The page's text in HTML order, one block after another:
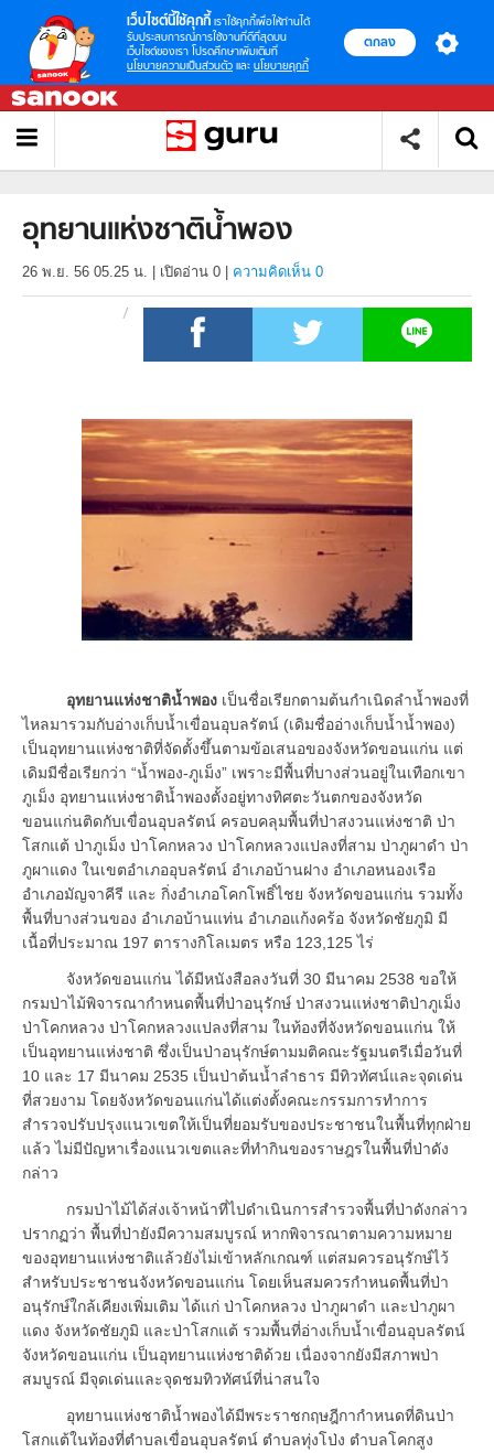
เว็บไซต์นี้ใช้คุกกี้ เราใช้คุกกี้เพื่อให้ท่านได้
รับประสบการณ์การใช้งานที่ดีที่สุดบน
เว็บไซต์ของเรา โปรดศึกษาเพิ่มเติมที่
นโยบายความเป็นส่วนตัว และ นโยบายคุกกี้
ตกลง
อุทยานแห่งชาติน้ำพอง
26 พ.ย. 56 05.25 น. เปิดอ่าน 0 ความคิดเห็น 0
อุทยานแห่งชาติน้ำพอง เป็นชื่อเรียกตามต้นกำเนิดลำน้ำพองที่
ไหลมารวมกับอ่างเก็บน้ำเขื่อนอุบลรัตน์ (เดิมชื่ออ่างเก็บน้ำน้ำพอง)
เป็นอุทยานแห่งชาติที่จัดตั้งขึ้นตามข้อเสนอของจังหวัดขอนแก่น แต่
เดิมมีชื่อเรียกว่า “น้ำพอง-ภูเม็ง” เพราะมีพื้นที่บางส่วนอยู่ในเทือกเขา
ภูเม็ง อุทยานแห่งชาติน้ำพองตั้งอยู่ทางทิศตะวันตกของจังหวัด
ขอนแก่นติดกับเขื่อนอุบลรัตน์ ครอบคลุมพื้นที่ป่าสงวนแห่งชาติ ป่า
โสกแต้ ป่าภูเม็ง ป่าโคกหลวง ป่าโคกหลวงแปลงที่สาม ป่าภูผาดำ ป่า
ภูผาแดง ในเขตอำเภออุบลรัตน์ อำเภอบ้านฝาง อำเภอหนองเรือ
อำเภอมัญจาคีรี และ กิ่งอำเภอโคกโพธิ์ไชย จังหวัดขอนแก่น รวมทั้ง
พื้นที่บางส่วนของ อำเภอบ้านแท่น อำเภอแก้งคร้อ จังหวัดชัยภูมิ มี
เนื้อที่ประมาณ 197 ตารางกิโลเมตร หรือ 123,125 ไร่
จังหวัดขอนแก่น ได้มีหนังสือลงวันที่ 30 มีนาคม 2538 ขอให้
กรมป่าไม้พิจารณากำหนดพื้นที่ป่าอนุรักษ์ ป่าสงวนแห่งชาติป่าภูเม็ง
ป่าโคกหลวง ป่าโคกหลวงแปลงที่สาม ในท้องที่จังหวัดขอนแก่น ให้
เป็นอุทยานแห่งชาติ ซึ่งเป็นป่าอนุรักษ์ตามมติคณะรัฐมนตรีเมื่อวันที่
10 และ 17 มีนาคม 2535 เป็นป่าต้นน้ำลำธาร มีทิวทัศน์และจุดเด่น
ที่สวยงาม โดยจังหวัดขอนแก่นได้แต่งตั้งคณะกรรมการทำการ
สำรวจปรับปรุงแนวเขตให้เป็นที่ยอมรับของประชาชนในพื้นที่ทุกฝ่าย
แล้ว ไม่มีปัญหาเรื่องแนวเขตและที่ทำกินของราษฎรในพื้นที่ป่าดัง
กล่าว
กรมป่าไม้ได้ส่งเจ้าหน้าที่ไปดำเนินการสำรวจพื้นที่ป่าดังกล่าว
ปรากฏว่า พื้นที่ป่ายังมีความสมบูรณ์ หากพิจารณาตามความหมาย
ของอุทยานแห่งชาติแล้วยังไม่เข้าหลักเกณฑ์ แต่สมควรอนุรักษ์ไว้
สำหรับประชาชนจังหวัดขอนแก่น โดยเห็นสมควรกำหนดพื้นที่ป่า
อนุรักษ์ใกล้เคียงเพิ่มเติม ได้แก่ ป่าโคกหลวง ป่าภูผาดำ และป่าภูผา
แดง จังหวัดชัยภูมิ และป่าโสกแต้ รวมพื้นที่อ่างเก็บน้ำเขื่อนอุบลรัตน์
จังหวัดขอนแก่น เป็นอุทยานแห่งชาติด้วย เนื่องจากยังมีสภาพป่า
สมบูรณ์ มีจุดเด่นและจุดชมทิวทัศน์ที่น่าสนใจ
อุทยานแห่งชาติน้ำพองได้มีพระราชกฤษฎีกากำหนดที่ดินป่า
โสกแต้ในท้องที่ตำบลเขื่อนอุบลรัตน์ ตำบลทุ่งโป่ง ตำบลโคกสูง